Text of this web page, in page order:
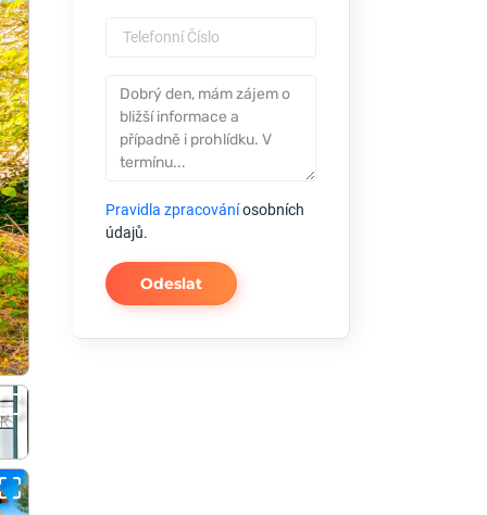
Pravidla zpracováníosobních
údajů.
Odeslat